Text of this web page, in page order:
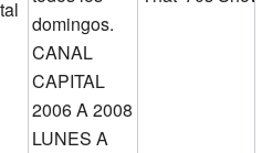
domingos.
CANAL
CAPITAL
2006 A 2008
LUNES A